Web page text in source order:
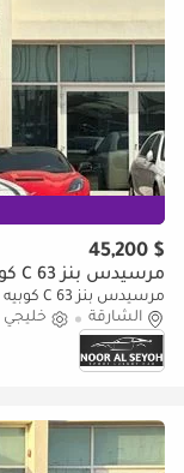
$ 45,200
مرسيدس بنز C 63 كوبيه
Original paint
الشارقة خليجي